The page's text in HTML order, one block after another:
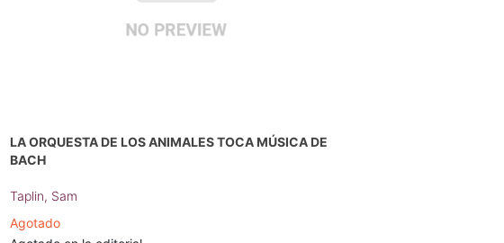
LA ORQUESTA DE LOS ANIMALES TOCA MÚSICA DE
BACH
Taplin, Sam
Agotado